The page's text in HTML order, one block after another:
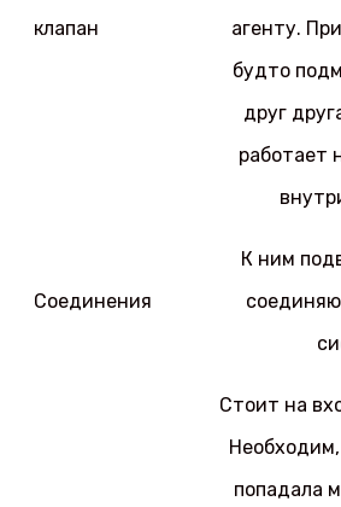
клапан
агенту.
будто
друг
работает
Соединения
К ним
Стоит на
попадала